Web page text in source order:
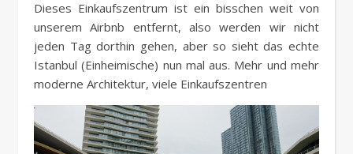
Dieses Einkaufszentrum ist ein bisschen weit von
unserem Airbnb entfernt, also werden wir nicht
jeden Tag dorthin gehen, aber so sieht das echte
Istanbul (Einheimische) nun mal aus. Mehr und mehr
moderne Architektur, viele Einkaufszentren